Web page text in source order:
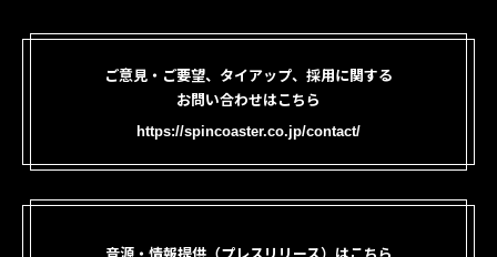
ご意見・ご要望、タイアップ、採用に関する
お問い合わせはこちら
https://spincoaster.co.jp/contact/
音源・情報提供（プレスリリース）はこちら